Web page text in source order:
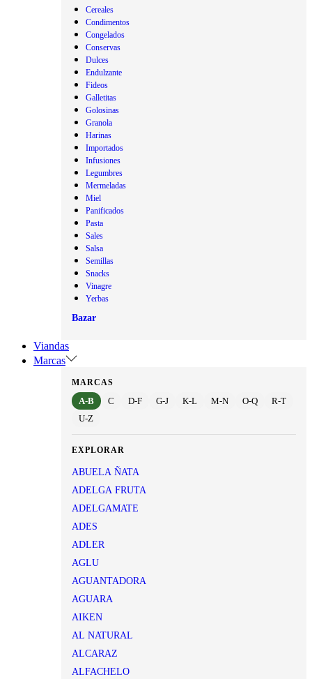
Cereales
Condimentos
Congelados
Conservas
Dulces
Endulzante
Fideos
Galletitas
Golosinas
Granola
Harinas
Importados
Infusiones
Legumbres
Mermeladas
Miel
Panificados
Pasta
Sales
Salsa
Semillas
Snacks
Vinagre
Yerbas
Bazar
Viandas
Marcas
MARCAS
A-B C D-F G-J K-L M-N O-Q
R-T
U-Z
EXPLORAR
ABUELA ÑATA
ADELGA FRUTA
ADELGAMATE
ADES
ADLER
AGLU
AGUANTADORA
AGUARA
AIKEN
AL NATURAL
ALCARAZ
ALFACHELO